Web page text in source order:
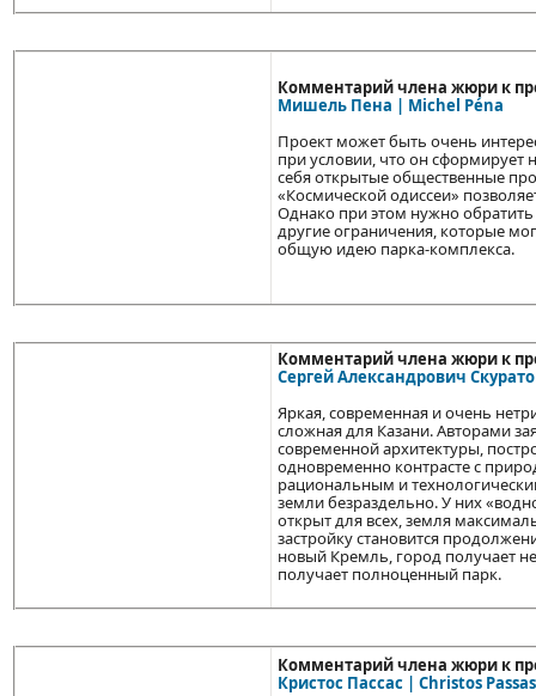
Комментарий члена жюри к
Мишель Пена | Michel Péna
Проект может быть очень
при условии, что он сформирует
себя открытые общественные
«Космической одиссеи»
Однако при этом нужно
другие ограничения, которые
общую идею парка-комплекса.
Комментарий члена жюри к
Сергей Александрович
Яркая, современная и очень
сложная для Казани. Авторами
современной архитектуры,
одновременно контрасте с
рациональным и
земли безраздельно. У них
открыт для всех, земля
застройку становится
новый Кремль, город получает
получает полноценный парк.
Комментарий члена жюри к
Кристос Пассас | Christos Passas